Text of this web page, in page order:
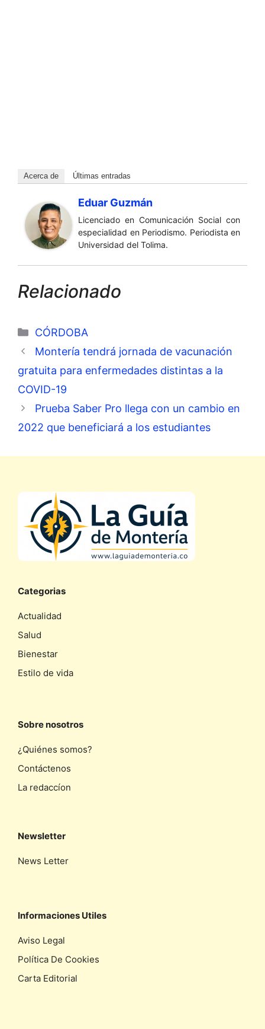
Acerca de Últimas entradas
Eduar Guzmán
Licenciado en Comunicación Social con
especialidad en Periodismo. Periodista en
Universidad del Tolima.
Relacionado
Categorías
CÓRDOBA
Montería tendrá jornada de vacunación
gratuita para enfermedades distintas a la
COVID-19
Prueba Saber Pro llega con un cambio en
2022 que beneficiará a los estudiantes
Categorias
Actualidad
Salud
Bienestar
Estilo de vida
Sobre nosotros
¿Quiénes somos?
Contáctenos
La redaccíon
Newsletter
News Letter
Informaciones Utiles
Aviso Legal
Política De Cookies
Carta Editorial